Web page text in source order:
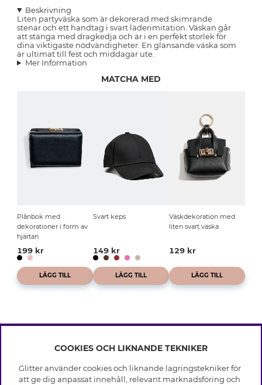
Beskrivning
Liten partyväska som är dekorerad med skimrande
stenar och ett handtag i svart läderimitation. Väskan går
att stänga med dragkedja och är i en perfekt storlek för
dina viktigaste nödvändigheter. En glänsande väska som
är ultimat till fest och middagar ute.
Mer Information
MATCHA MED
Plånbok med
dekorationer i form av
hjärtan
199 kr
LÄGG TILL
Svart keps
149 kr
LÄGG TILL
Väskdekoration med
liten svart väska
129 kr
LÄGG TILL
INFO
Leverans
COOKIES OCH LIKNANDE TEKNIKER
Glitter använder cookies och liknande lagringstekniker för
att ge dig anpassat innehåll, relevant marknadsföring och